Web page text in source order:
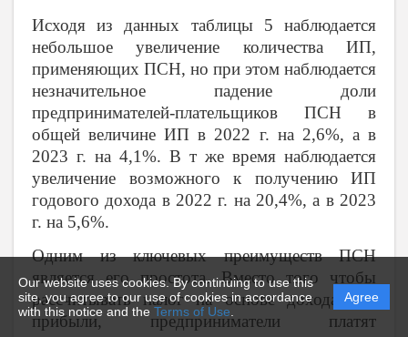
Our website uses cookies. By continuing to use this
site, you agree to our use of cookies in accordance
with this notice and the Terms of Use
Agree
Исходя из данных таблицы 5 наблюдается
небольшое увеличение количества ИП,
применяющих ПСН, но при этом наблюдается
незначительное падение доли
предпринимателей-плательщиков ПСН в
общей величине ИП в 2022 г. на 2,6%, а в
2023 г. на 4,1%. В т же время наблюдается
увеличение возможного к получению ИП
годового дохода в 2022 г. на 20,4%, а в 2023
г. на 5,6%.
Одним из ключевых преимуществ ПСН
является его простота. Вместо того чтобы
рассчитывать налог на основе дохода или
прибыли, предприниматели платят